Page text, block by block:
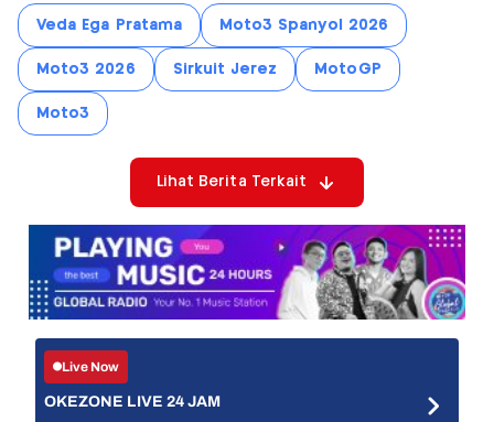
Veda Ega Pratama Moto3 Spanyol 2026
Moto3 2026 Sirkuit Jerez MotoGP
Moto3
Lihat Berita Terkait
Live Now
OKEZONE LIVE 24 JAM